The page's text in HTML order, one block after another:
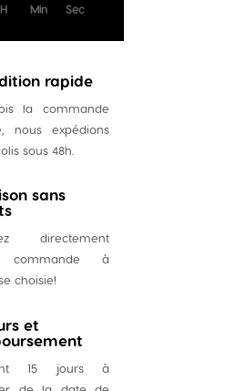
H Min Sec
rapide
la commande
nous expédions
sous 48h.
sans
directement
commande à
choisie!
et
15 jours à